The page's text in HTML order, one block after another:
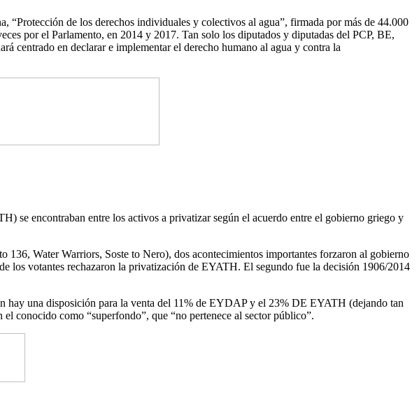
de los derechos individuales y colectivos al agua”, firmada por más de 44.000
por el Parlamento, en 2014 y 2017. Tan solo los diputados y diputadas del PCP, BE,
centrado en declarar e implementar el derecho humano al agua y contra la
se encontraban entre los activos a privatizar según el acuerdo entre el gobierno griego y
Water Warriors, Soste to Nero), dos acontecimientos importantes forzaron al gobierno
los votantes rechazaron la privatización de EYATH. El segundo fue la decisión 1906/2014
hay una disposición para la venta del 11% de EYDAP y el 23% DE EYATH (dejando tan
conocido como “superfondo”, que “no pertenece al sector público”.